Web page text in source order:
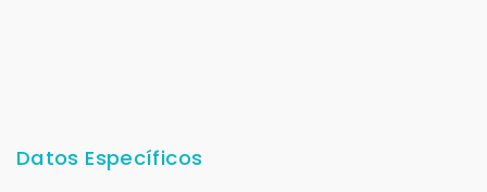
Datos Específicos